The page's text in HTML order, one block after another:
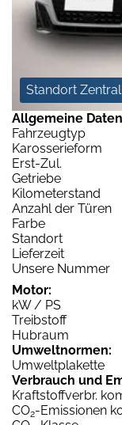
Standort
Allgemeine
Fahrzeugtyp
Karosserieform
Erst-Zul.
Getriebe
Kilometerstand
Anzahl der Türen
Farbe
Standort
Lieferzeit
Unsere Nummer
Motor:
kW / PS
Treibstoff
Hubraum
Umweltnormen:
Umweltplakette
Verbrauch und
Kraftstoffverbr.
CO2-Emissionen